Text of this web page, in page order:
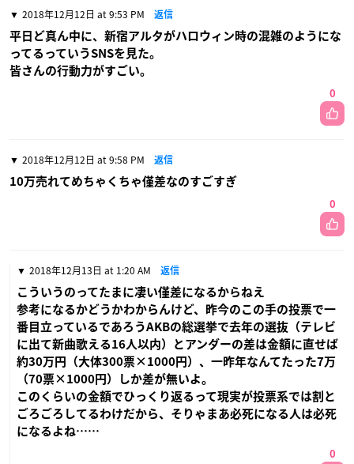
2018年12月12日 at 9:53 PM 返信
平日ど真ん中に、新宿アルタがハロウィン時の混雑のようにな
ってるっていうSNSを見た。
皆さんの行動力がすごい。
0
2018年12月12日 at 9:58 PM 返信
10万売れてめちゃくちゃ僅差なのすごすぎ
0
2018年12月13日 at 1:20 AM 返信
こういうのってたまに凄い僅差になるからねえ
参考になるかどうかわからんけど、昨今のこの手の投票で一
番目立っているであろうAKBの総選挙で去年の選抜（テレビ
に出て新曲歌える16人以内）とアンダーの差は金額に直せば
約30万円（大体300票×1000円）、一昨年なんてたった7万
（70票×1000円）しか差が無いよ。
このくらいの金額でひっくり返るって現実が投票系では割と
ごろごろしてるわけだから、そりゃまあ必死になる人は必死
になるよね……
0